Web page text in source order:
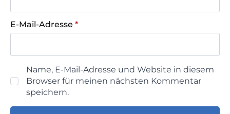
E-Mail-Adresse *
Name, E-Mail-Adresse und Website in diesem
Browser für meinen nächsten Kommentar
speichern.